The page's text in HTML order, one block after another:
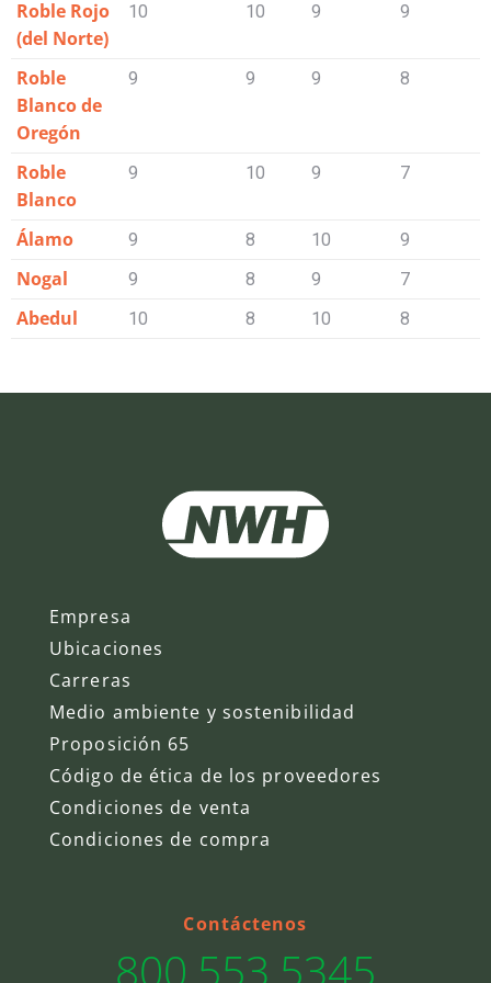
Roble Rojo
(del Norte)
10 10 9 9
Roble
Blanco de
Oregón
9 9 9 8
Roble
Blanco
9 10 9 7
Álamo 9 8 10 9
Nogal 9 8 9 7
Abedul 10 8 10 8
Empresa
Ubicaciones
Carreras
Medio ambiente y sostenibilidad
Proposición 65
Código de ética de los proveedores
Condiciones de venta
Condiciones de compra
Contáctenos
800.553.5345